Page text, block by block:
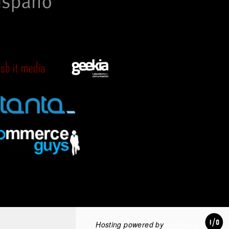
Hosting powered byamazee.io